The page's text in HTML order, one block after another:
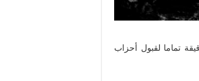
تماما لقبول أحزاب